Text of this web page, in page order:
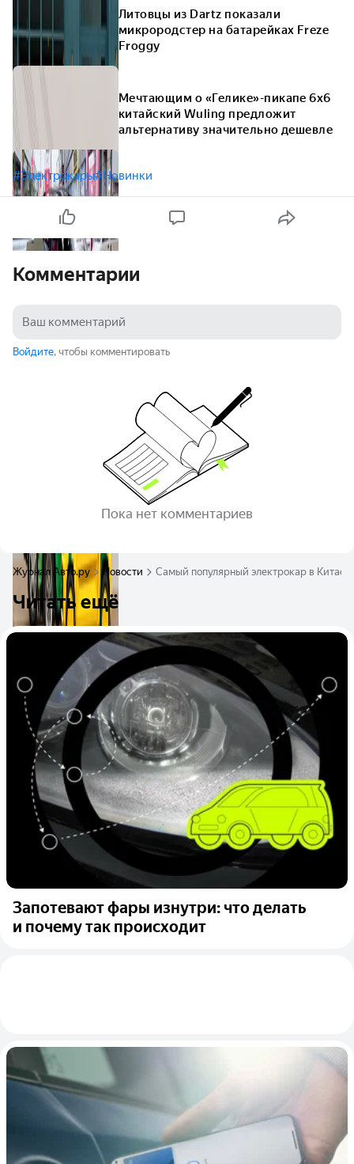
Литовцы из Dartz показали
микрородстер на батарейках Freze
Froggy
Мечтающим о «Гелике»-пикапе 6х6
китайский Wuling предложит
альтернативу значительно дешевле
#Электрокары#Новинки
Комментарии
Войдите, чтобы комментировать
Пока нет комментариев
Журнал Авто.ру Новости Самый популярный электрокар в Китае
Читать ещё
Запотевают фары изнутри: что делать
и почему так происходит